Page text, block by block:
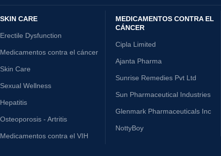
SKIN CARE
Erectile Dysfunction
Medicamentos contra el cáncer
Skin Care
Sexual Wellness
Hepatitis
Osteoporosis - Artritis
Medicamentos contra el VIH
MEDICAMENTOS CONTRA EL
CÁNCER
Cipla Limited
Ajanta Pharma
Sunrise Remedies Pvt Ltd
Sun Pharmaceutical Industries
Glenmark Pharmaceuticals Inc
NottyBoy